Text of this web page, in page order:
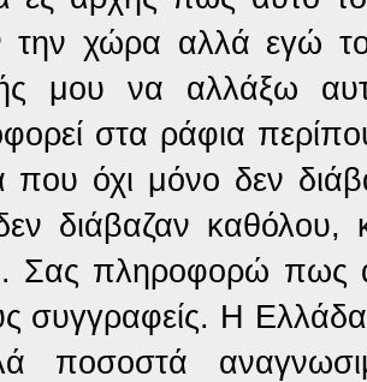
την χώρα αλλά εγώ
μου να αλλάξω
στα ράφια
που όχι μόνο δεν
διάβαζαν καθόλου,
Σας πληροφορώ πως
συγγραφείς. Η
ποσοστά